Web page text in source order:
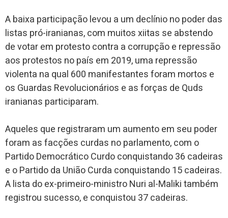
A baixa participação levou a um declínio no poder das
listas pró-iranianas, com muitos xiitas se abstendo
de votar em protesto contra a corrupção e repressão
aos protestos no país em 2019, uma repressão
violenta na qual 600 manifestantes foram mortos e
os Guardas Revolucionários e as forças de Quds
iranianas participaram.
Aqueles que registraram um aumento em seu poder
foram as facções curdas no parlamento, com o
Partido Democrático Curdo conquistando 36 cadeiras
e o Partido da União Curda conquistando 15 cadeiras.
A lista do ex-primeiro-ministro Nuri al-Maliki também
registrou sucesso, e conquistou 37 cadeiras.